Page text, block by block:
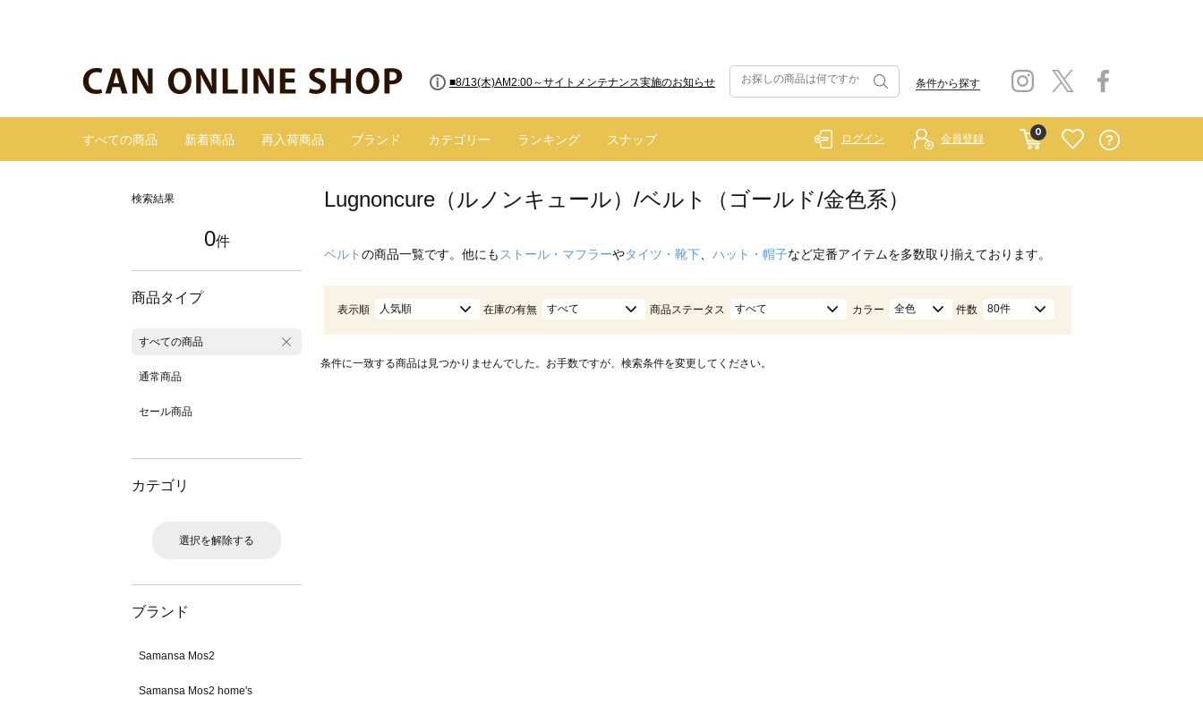
■8/13(木)AM2:00～サイトメンテナンス実施のお知らせ 条件から探す
すべての商品 新着商品 再入荷商品 ブランド カテゴリー ランキング スナップ
0
ログイン 会員登録
検索結果
0件
商品タイプ
すべての商品
通常商品
セール商品
カテゴリ
選択を解除する
ブランド
Samansa Mos2
Samansa Mos2 home's
Lugnoncure（ルノンキュール）/ベルト（ゴールド/金色系）
ベルトの商品一覧です。他にも ストール・マフラーやタイツ・靴下 ハット・帽子など定番アイテムを多数取り揃えております。
表示順 人気順 在庫の有無 すべて 商品ステータス すべて カラー 全色 件数 80件
条件に一致する商品は見つかりませんでした。お手数ですが、検索条件を変更してください。